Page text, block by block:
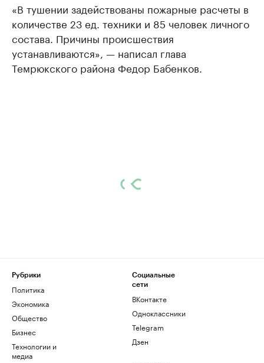
«В тушении задействованы пожарные расчеты в
количестве 23 ед. техники и 85 человек личного
состава. Причины происшествия
устанавливаются», — написал глава
Темрюкского района Федор Бабенков.
Рубрики
Политика
Экономика
Общество
Бизнес
Технологии и
медиа
Социальные
сети
ВКонтакте
Одноклассники
Telegram
Дзен